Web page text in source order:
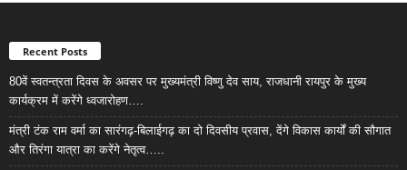
Recent Posts
80वें स्वतन्त्रता दिवस के अवसर पर मुख्यमंत्री विष्णु देव साय, राजधानी रायपुर के मुख्य
कार्यक्रम में करेंगे ध्वजारोहण….
मंत्री टंक राम वर्मा का सारंगढ़-बिलाईगढ़ का दो दिवसीय प्रवास, देंगे विकास कार्यों की सौगात
और तिरंगा यात्रा का करेंगे नेतृत्व…..